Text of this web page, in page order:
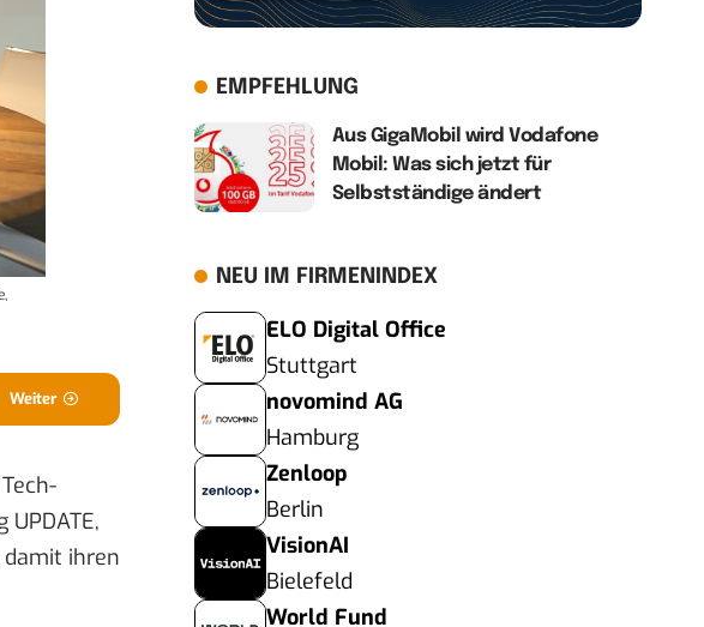
Weiter
damit ihren
EMPFEHLUNG
Aus GigaMobil wird Vodafone
Mobil: Was sich jetzt für
Selbstständige ändert
NEU IM FIRMENINDEX
ELO Digital Office
Stuttgart
novomind AG
Hamburg
Zenloop
Berlin
VisionAI
Bielefeld
World Fund